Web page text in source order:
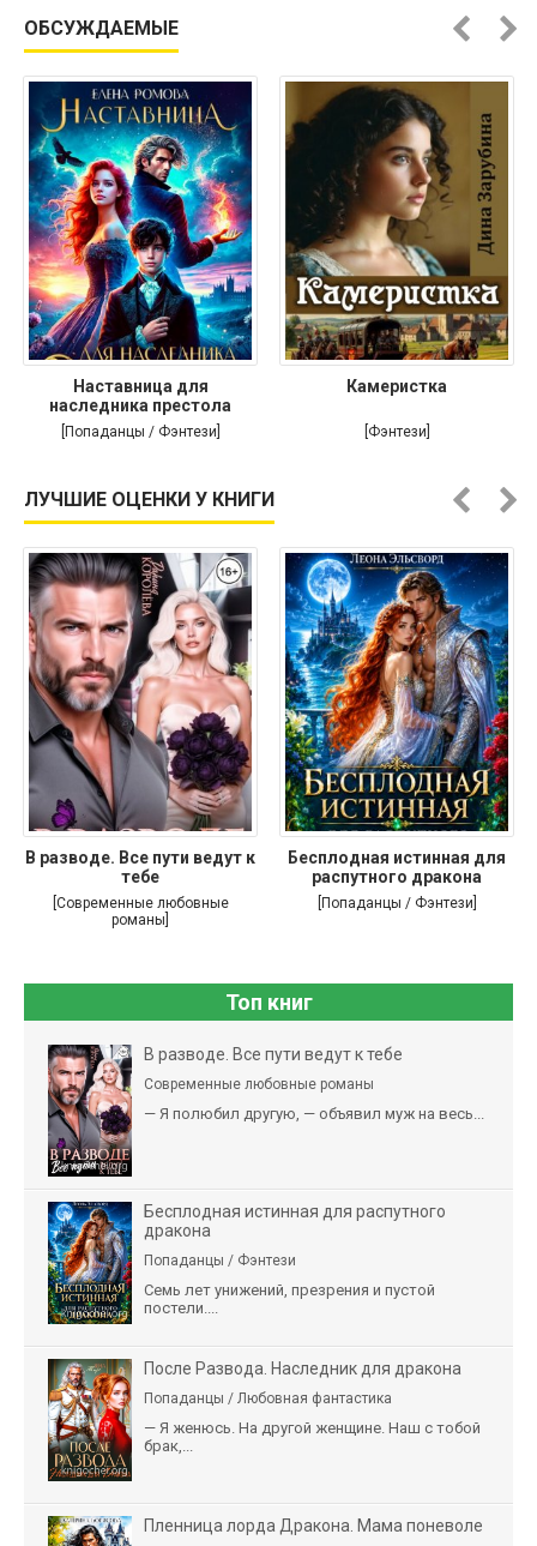
ОБСУЖДАЕМЫЕ
Наставница для
наследника престола
[Попаданцы / Фэнтези]
Камеристка
[Фэнтези]
ЛУЧШИЕ ОЦЕНКИ У КНИГИ
В разводе. Все пути ведут к
тебе
[Современные любовные
романы]
Бесплодная истинная для
распутного дракона
[Попаданцы / Фэнтези]
Топ книг
В разводе. Все пути ведут к тебе
Современные любовные романы
— Я полюбил другую, — объявил муж на весь...
Бесплодная истинная для распутного
дракона
Попаданцы / Фэнтези
Семь лет унижений, презрения и пустой
постели....
После Развода. Наследник для дракона
Попаданцы / Любовная фантастика
— Я женюсь. На другой женщине. Наш с тобой
брак,...
Пленница лорда Дракона. Мама поневоле